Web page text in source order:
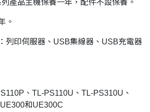
產品主機保養一年，配件不設保養。
。
列印伺服器、USB集線器、USB充電器
、TL-PS110U、TL-PS310U、
和UE300C